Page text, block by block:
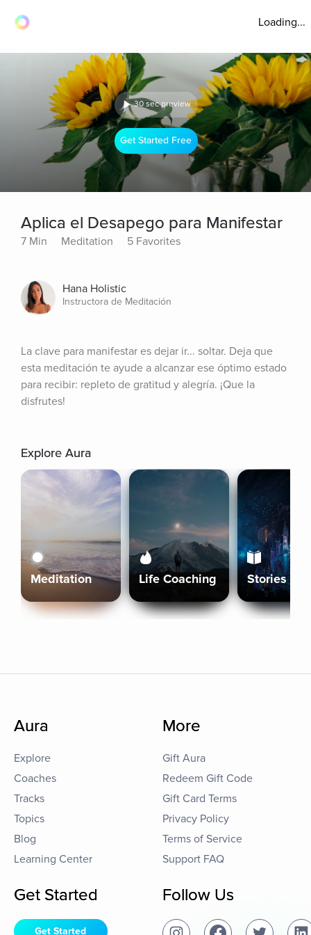
Loading...
30 sec preview
Get Started Free
Aplica el Desapego para Manifestar
7 Min Meditation 5 Favorites
Hana Holistic
Instructora de Meditación
La clave para manifestar es dejar ir... soltar. Deja que
esta meditación te ayude a alcanzar ese óptimo estado
para recibir: repleto de gratitud y alegría. ¡Que la
disfrutes!
Explore Aura
Meditation Life Coaching Stories
Aura
Explore
Coaches
Tracks
Topics
Blog
Learning Center
More
Gift Aura
Redeem Gift Code
Gift Card Terms
Privacy Policy
Terms of Service
Support FAQ
Get Started
Get Started
Follow Us